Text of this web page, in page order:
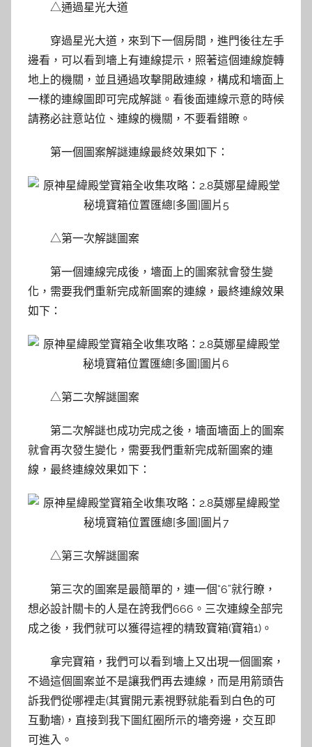
△通過星光大道
穿過星光大道，來到下一個房間，進門後往左手
邊看，可以看到墻上有連線提示，照著這個連線旋轉
地上的機關，並且通過攻擊開啟連線，構成和墻面上
一樣的連線圖即可完成解謎。看後面連線示意的時候
請務必註意站位、連線的機關，不要看錯瞭。
第一個圖案解謎連線最終效果如下：
△第一次解謎圖案
第一個連線完成後，墻面上的圖案就會發生變
化，需要我們重新完成新圖案的連線，最終連線效果
如下：
△第二次解謎圖案
第二次解謎也成功完成之後，墻面墻面上的圖案
就會再次發生變化，需要我們重新完成新圖案的連
線，最終連線效果如下：
△第三次解謎圖案
第三次的圖案是最簡單的，連一個“6”就行瞭，
想必設計關卡的人是在誇我們666。三次連線全部完
成之後，我們就可以獲得這裡的精致寶箱(寶箱1)。
拿完寶箱，我們可以看到墻上又出現一個圖案，
不過這個圖案並不是讓我們再去連線，而是用箭頭告
訴我們從哪裡走(其實開元素視野就能看到白色的可
互動墻)，直接到我下圖紅圈所示的墻旁邊，交互即
可進入。